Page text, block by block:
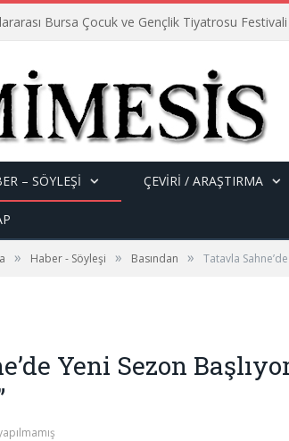
Bursa Çocuk ve Gençlik Tiyatrosu Festivali
– SÖYLEŞI ÇEVİRİ / ARAŞTIRMA
» Haber - Söyleşi » Basından » Tatavla
Yeni Sezon